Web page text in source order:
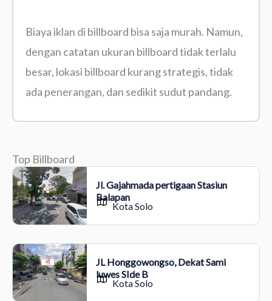
Biaya iklan di billboard bisa saja murah. Namun,
dengan catatan ukuran billboard tidak terlalu
besar, lokasi billboard kurang strategis, tidak
ada penerangan, dan sedikit sudut pandang.
Top Billboard
Jl. Gajahmada pertigaan Stasiun
Balapan
Kota Solo
JL Honggowongso, Dekat Sami
luwes SIde B
Kota Solo